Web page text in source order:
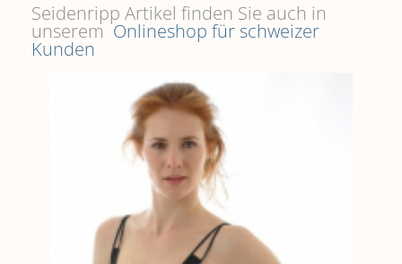
Seidenripp Artikel finden Sie auch in
unserem Onlineshop für schweizer
Kunden